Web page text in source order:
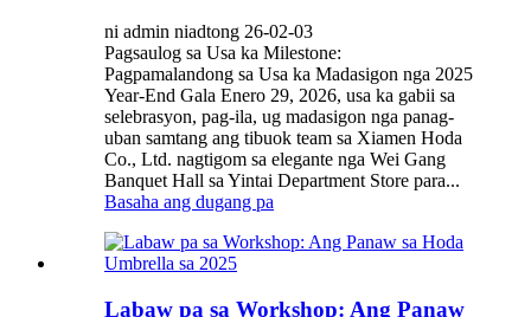
ni admin niadtong 26-02-03
Pagsaulog sa Usa ka Milestone:
Pagpamalandong sa Usa ka Madasigon nga 2025
Year-End Gala Enero 29, 2026, usa ka gabii sa
selebrasyon, pag-ila, ug madasigon nga panag-
uban samtang ang tibuok team sa Xiamen Hoda
Co., Ltd. nagtigom sa elegante nga Wei Gang
Banquet Hall sa Yintai Department Store para...
Basaha ang dugang pa
Labaw pa sa Workshop: Ang Panaw